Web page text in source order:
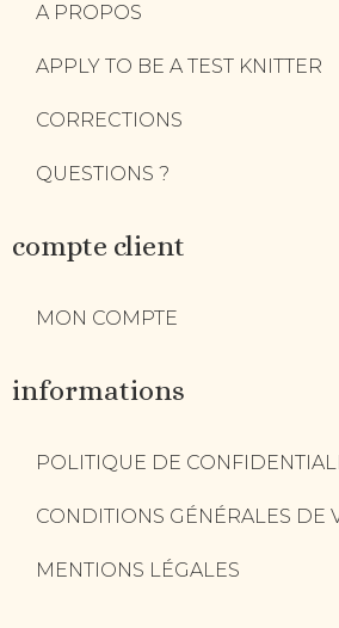
A PROPOS
APPLY TO BE A TEST KNITTER
CORRECTIONS
QUESTIONS ?
compte client
MON COMPTE
informations
POLITIQUE DE
CONDITIONS GÉNÉRALES DE
MENTIONS LÉGALES